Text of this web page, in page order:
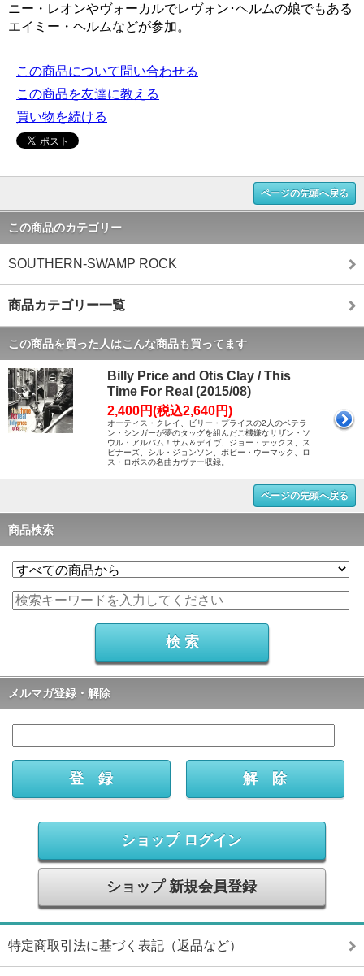
ニー・レオンやヴォーカルでレヴォン･ヘルムの娘でもある
エイミー・ヘルムなどが参加。
この商品について問い合わせる
この商品を友達に教える
買い物を続ける
ページの先頭へ戻る
この商品のカテゴリー
SOUTHERN-SWAMP ROCK
商品カテゴリー一覧
この商品を買った人はこんな商品も買ってます
Billy Price and Otis Clay / This
Time For Real (2015/08)
2,400円(税込2,640円)
オーティス・クレイ、ビリー・プライスの2人のベテラ
ン・シンガーが夢のタッグを組んだご機嫌なサザン・ソ
ウル・アルバム！サム＆デイヴ、ジョー・テックス、ス
ピナーズ、シル・ジョンソン、ボビー・ウーマック、ロ
ス・ロボスの名曲カヴァー収録。
ページの先頭へ戻る
商品検索
メルマガ登録・解除
ショップ ログイン
ショップ 新規会員登録
特定商取引法に基づく表記（返品など）